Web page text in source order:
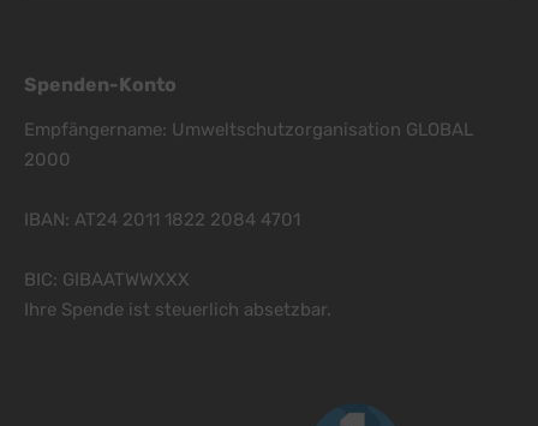
Spenden-Konto
Empfängername: Umweltschutzorganisation GLOBAL
2000
IBAN: AT24 2011 1822 2084 4701
BIC: GIBAATWWXXX
Ihre Spende ist steuerlich absetzbar.